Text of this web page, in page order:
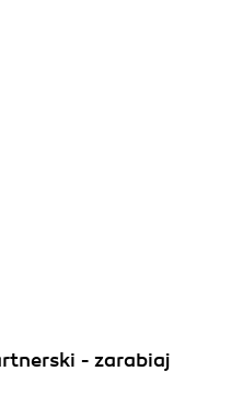
- zarabiaj